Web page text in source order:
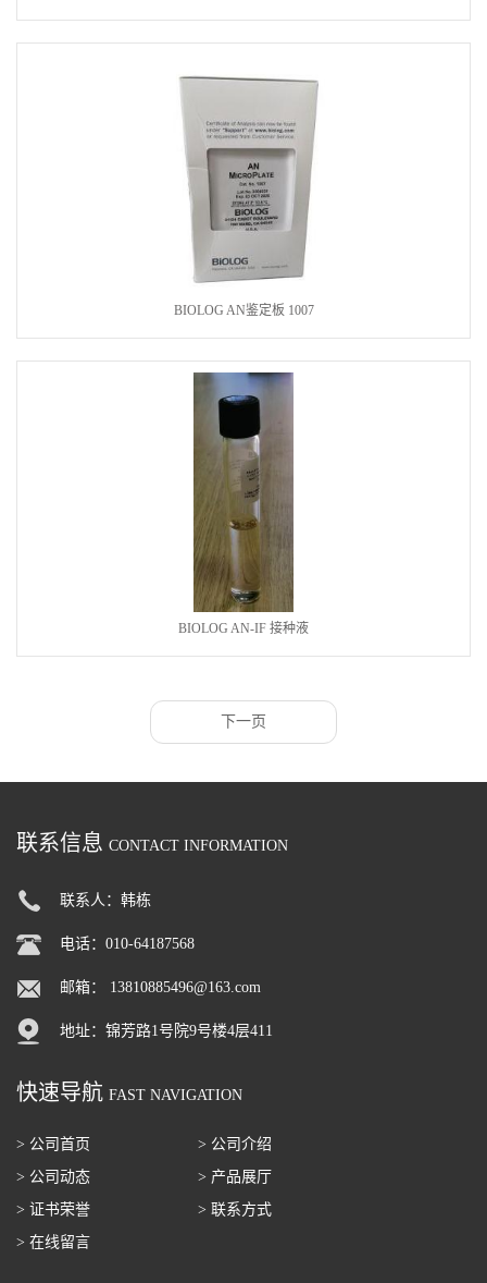
BIOLOG AN鉴定板 1007
BIOLOG AN-IF 接种液
下一页
联系信息 CONTACT INFORMATION
联系人：韩栋
电话：010-64187568
邮箱： 13810885496@163.com
地址：锦芳路1号院9号楼4层411
快速导航 FAST NAVIGATION
> 公司首页
> 公司介绍
> 公司动态
> 产品展厅
> 证书荣誉
> 联系方式
> 在线留言